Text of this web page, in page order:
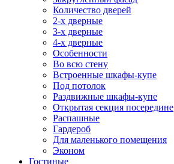
Количество дверей
2-х дверные
3-х дверные
4-х дверные
Особенности
Во всю стену
Встроенные шкафы-купе
Под потолок
Раздвижные шкафы-купе
Открытая секция посередине
Распашные
Гардероб
Для маленького помещения
Эконом
Гостиные